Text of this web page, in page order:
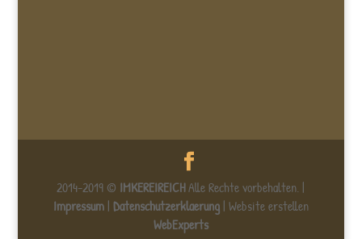
2014-2019 © IMKEREIREICHAlle Rechte vorbehalten. |
Impressum| Datenschutzerklaerung| Website erstellen
WebExperts